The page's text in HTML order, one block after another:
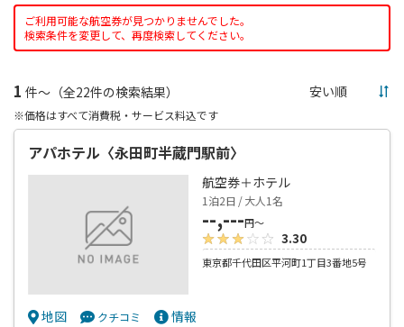
ご利用可能な航空券が見つかりませんでした。
検索条件を変更して、再度検索してください。
1 件～（全22件の検索結果）
※価格はすべて消費税・サービス料込です
アパホテル〈永田町半蔵門駅前〉
航空券＋ホテル
1泊2日 / 大人1名
--,---円～
3.30
東京都千代田区平河町1丁目3番地5号
地図 クチコミ 情報